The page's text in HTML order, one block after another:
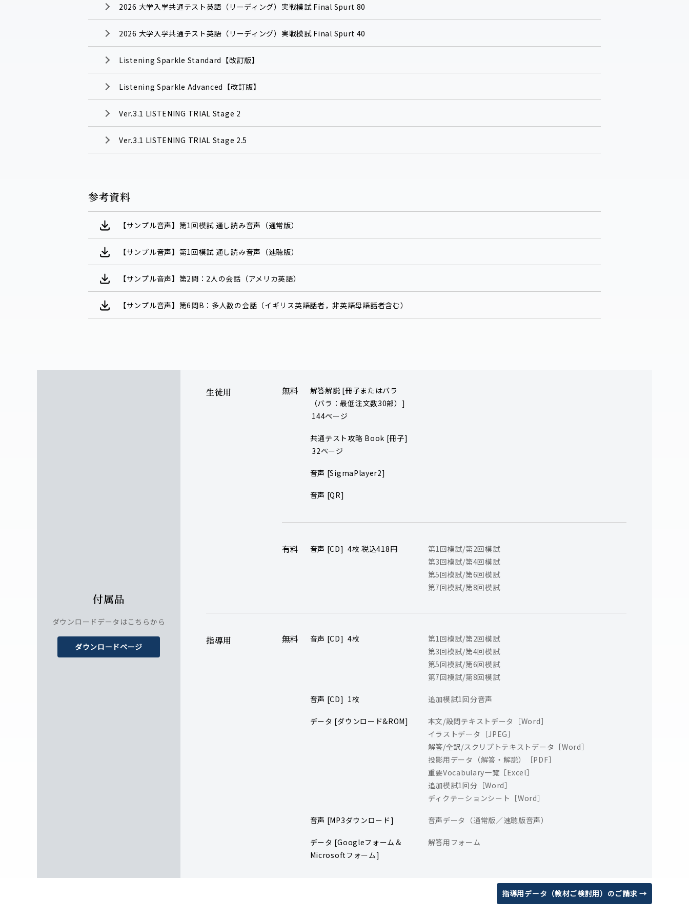
2026 大学入学共通テスト英語（リーディング）実戦模試 Final Spurt 80
2026 大学入学共通テスト英語（リーディング）実戦模試 Final Spurt 40
Listening Sparkle Standard【改訂版】
Listening Sparkle Advanced【改訂版】
Ver.3.1 LISTENING TRIAL Stage 2
Ver.3.1 LISTENING TRIAL Stage 2.5
参考資料
【サンプル音声】第1回模試 通し読み音声（通常版）
【サンプル音声】第1回模試 通し読み音声（速聴版）
【サンプル音声】第2問：2人の会話（アメリカ英語）
【サンプル音声】第6問B：多人数の会話（イギリス英語話者，非英語母語話者含む）
付属品
ダウンロードデータはこちらから
ダウンロードページ
生徒用 無料
解答解説 [冊子またはバラ
（バラ：最低注文数30部）]
144ページ
共通テスト攻略 Book [冊子]
32ページ
音声 [SigmaPlayer2]
音声 [QR]
有料 音声 [CD] 4枚 税込418円
第1回模試/第2回模試
第3回模試/第4回模試
第5回模試/第6回模試
第7回模試/第8回模試
指導用 無料 音声 [CD] 4枚
第1回模試/第2回模試
第3回模試/第4回模試
第5回模試/第6回模試
第7回模試/第8回模試
音声 [CD] 1枚 追加模試1回分音声
データ [ダウンロード&ROM]
本文/設問テキストデータ［Word］
イラストデータ［JPEG］
解答/全訳/スクリプトテキストデータ［Word］
投影用データ（解答・解説）［PDF］
重要Vocabulary一覧［Excel］
追加模試1回分［Word］
ディクテーションシート［Word］
音声 [MP3ダウンロード] 音声データ（通常版／速聴版音声）
データ [Googleフォーム＆
Microsoftフォーム]
解答用フォーム
指導用データ（教材ご検討用）のご請求 →